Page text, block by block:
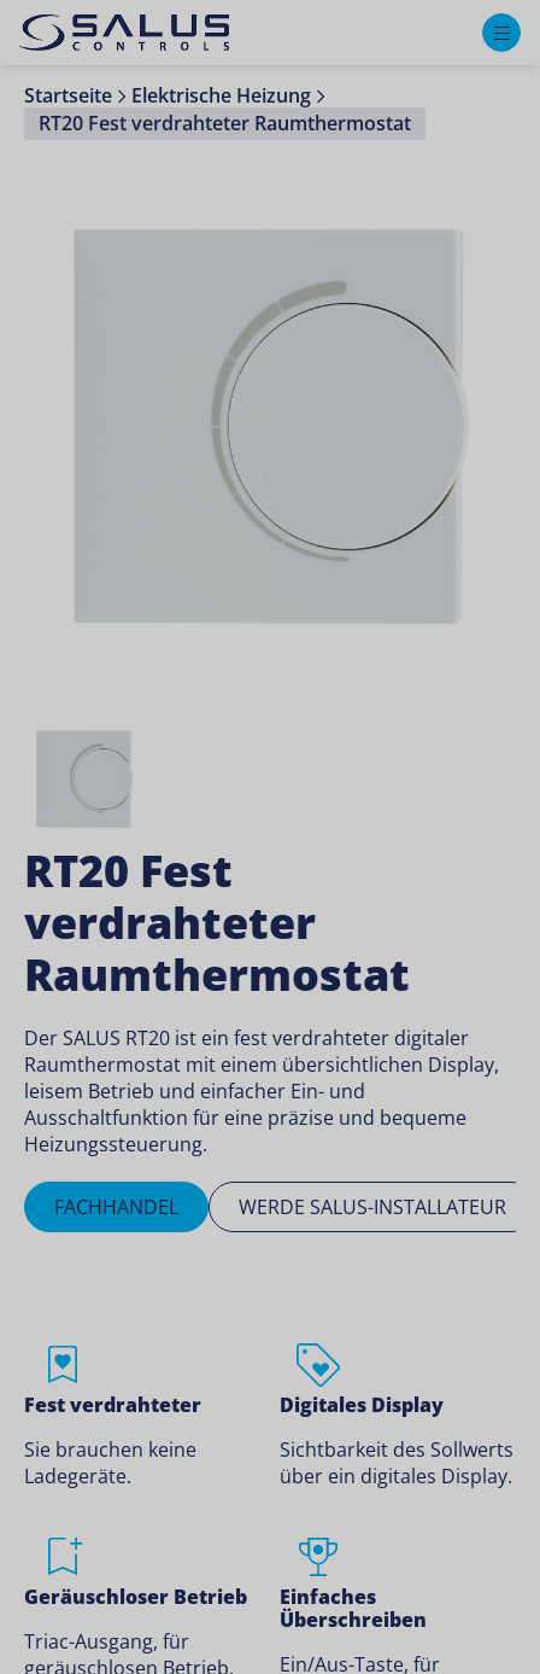
Startseite
Elektrische Heizung
RT20 Fest verdrahteter Raumthermostat
RT20 Fest
verdrahteter
Raumthermostat
Der SALUS RT20 ist ein fest verdrahteter digitaler
Raumthermostat mit einem übersichtlichen Display,
leisem Betrieb und einfacher Ein- und
Ausschaltfunktion für eine präzise und bequeme
Heizungssteuerung.
FACHHANDEL WERDE SALUS-INSTALLATEUR
Fest verdrahteter
Sie brauchen keine
Ladegeräte.
Digitales Display
Sichtbarkeit des Sollwerts
über ein digitales Display.
Geräuschloser Betrieb
Triac-Ausgang, für
geräuschlosen Betrieb.
Einfaches
Überschreiben
Ein/Aus-Taste, für